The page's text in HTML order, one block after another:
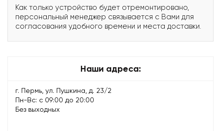
Как только устройство будет отремонтировано,
персональный менеджер связывается с Вами для
согласования удобного времени и места доставки.
Наши адреса:
г. Пермь, ул. Пушкина, д. 23/2
Пн-Вс: с 09:00 до 20:00
Без выходных